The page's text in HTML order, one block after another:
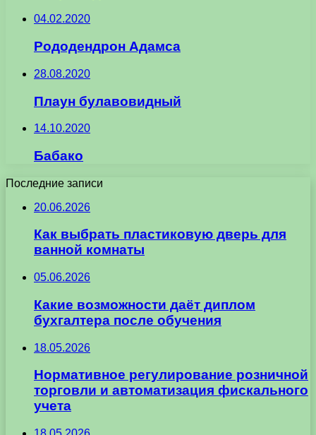
04.02.2020
Рододендрон Адамса
28.08.2020
Плаун булавовидный
14.10.2020
Бабако
Последние записи
20.06.2026
Как выбрать пластиковую дверь для
ванной комнаты
05.06.2026
Какие возможности даёт диплом
бухгалтера после обучения
18.05.2026
Нормативное регулирование розничной
торговли и автоматизация фискального
учета